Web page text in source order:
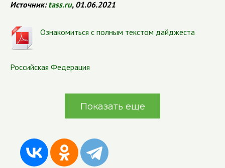
Источник:tass.ru, 01.06.2021
Ознакомиться с полным текстом дайджеста
Российская Федерация
Показать еще